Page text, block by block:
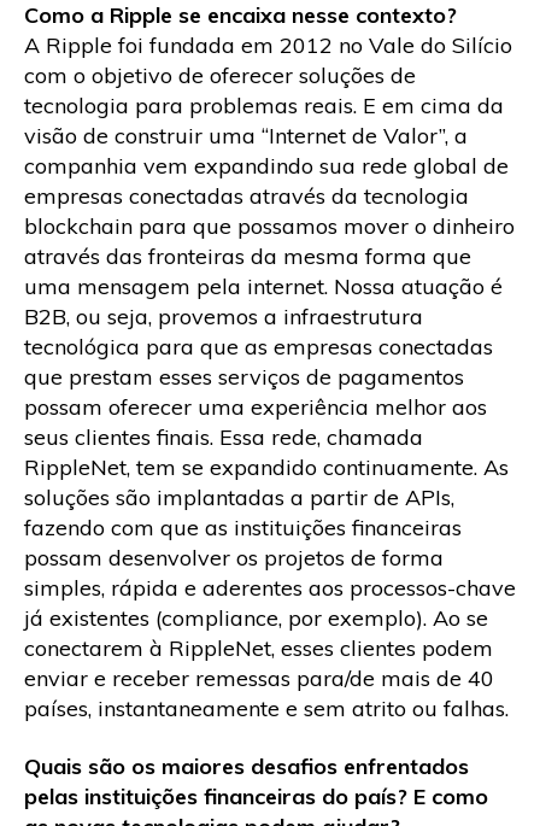
Como a Ripple se encaixa nesse contexto?
A Ripple foi fundada em 2012 no Vale do Silício
com o objetivo de oferecer soluções de
tecnologia para problemas reais. E em cima da
visão de construir uma “Internet de Valor”, a
companhia vem expandindo sua rede global de
empresas conectadas através da tecnologia
blockchain para que possamos mover o dinheiro
através das fronteiras da mesma forma que
uma mensagem pela internet. Nossa atuação é
B2B, ou seja, provemos a infraestrutura
tecnológica para que as empresas conectadas
que prestam esses serviços de pagamentos
possam oferecer uma experiência melhor aos
seus clientes finais. Essa rede, chamada
RippleNet, tem se expandido continuamente. As
soluções são implantadas a partir de APIs,
fazendo com que as instituições financeiras
possam desenvolver os projetos de forma
simples, rápida e aderentes aos processos-chave
já existentes (compliance, por exemplo). Ao se
conectarem à RippleNet, esses clientes podem
enviar e receber remessas para/de mais de 40
países, instantaneamente e sem atrito ou falhas.
Quais são os maiores desafios enfrentados
pelas instituições financeiras do país? E como